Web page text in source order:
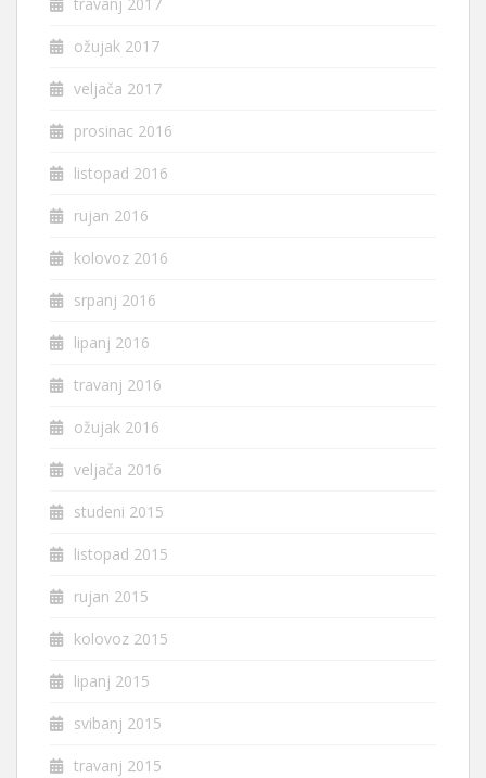
travanj 2017
ožujak 2017
veljača 2017
prosinac 2016
listopad 2016
rujan 2016
kolovoz 2016
srpanj 2016
lipanj 2016
travanj 2016
ožujak 2016
veljača 2016
studeni 2015
listopad 2015
rujan 2015
kolovoz 2015
lipanj 2015
svibanj 2015
travanj 2015